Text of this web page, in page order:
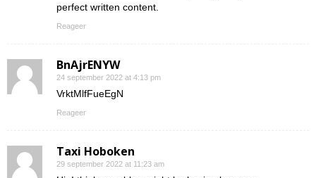
perfect written content.
Reageer
BnAjrENYW
24 september 2022 at 4:13 pm
VrktMlfFueEgN
Reageer
Taxi Hoboken
29 september 2022 at 11:23 am